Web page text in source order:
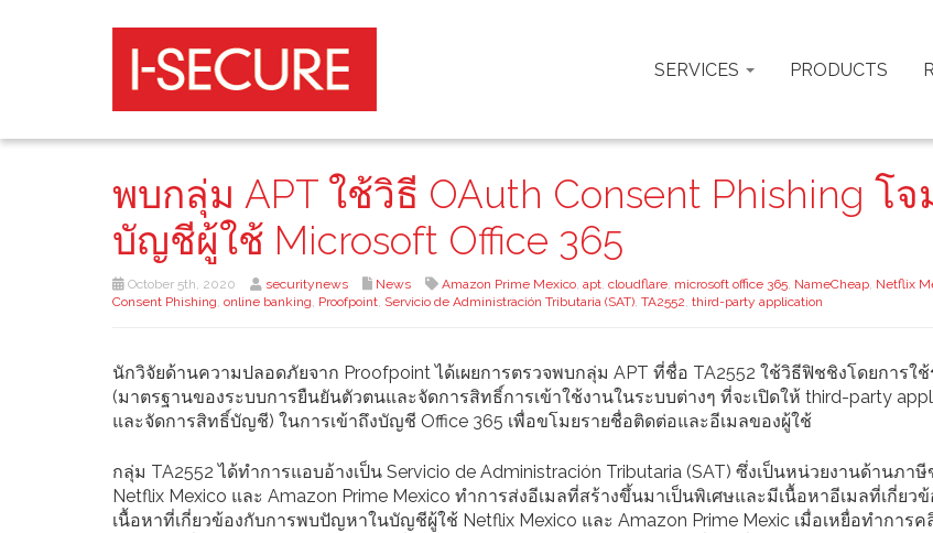
SERVICES PRODUCTS
พบกลุ่ม APT ใช้วิธี OAuth Consent Phishing โจ
บัญชีผู้ใช้ Microsoft Office 365
October 5th, 2020 securitynews News Amazon Prime Mexico, apt, cloudflare, microsoft office 365, NameCheap, Netflix
Consent Phishing, online banking, Proofpoint, Servicio de Administración Tributaria (SAT), TA2552, third-party application
นักวิจัยด้านความปลอดภัยจาก Proofpoint ได้เผยการตรวจพบกลุ่ม APT ที่ชื่อ TA2552 ใช้วิธีฟิชชิงโดยการใช้
(มาตรฐานของระบบการยืนยันตัวตนและจัดการสิทธิ์การเข้าใช้งานในระบบต่างๆ ที่จะเปิดให้ third-party
และจัดการสิทธิ์บัญชี) ในการเข้าถึงบัญชี Office 365 เพื่อขโมยรายชื่อติดต่อและอีเมลของผู้ใช้
กลุ่ม TA2552 ได้ทำการแอบอ้างเป็น Servicio de Administración Tributaria (SAT) ซึ่งเป็นหน่วยงานด้านภาษี
Netflix Mexico และ Amazon Prime Mexico ทำการส่งอีเมลที่สร้างขึ้นมาเป็นพิเศษและมีเนื้อหาอีเมลที่เกี่ยว
เนื้อหาที่เกี่ยวข้องกับการพบปัญหาในบัญชีผู้ใช้ Netflix Mexico และ Amazon Prime Mexic เมื่อเหยื่อทำการ